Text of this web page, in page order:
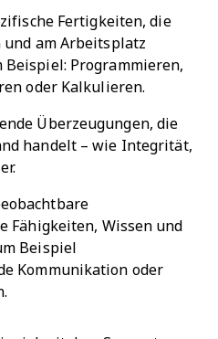
Fertigkeiten, die
am Arbeitsplatz
Beispiel: Programmieren,
oder Kalkulieren.
Überzeugungen, die
handelt – wie Integrität,
Fähigkeiten, Wissen und
Beispiel
Kommunikation oder